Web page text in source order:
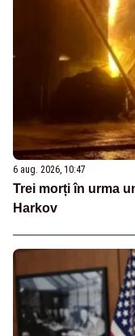
6 aug. 2026, 10:47
Trei morți în urma
Harkov